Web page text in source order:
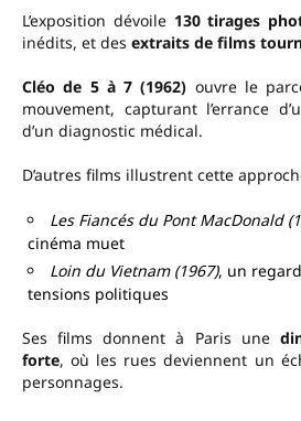
L’exposition dévoile 130 tirages
inédits, et des extraits de films
Cléo de 5 à 7 (1962) ouvre le
mouvement, capturant l’errance
d’un diagnostic médical.
D’autres films illustrent cette
Les Fiancés du Pont MacDonald
cinéma muet
Loin du Vietnam (1967), un
tensions politiques
Ses films donnent à Paris une
forte, où les rues deviennent un
personnages.